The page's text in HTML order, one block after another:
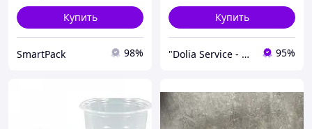
Купить
SmartPack 98%
Купить
"Dolia Service - Хозяйственные товары для бизнеса и дома" 95%